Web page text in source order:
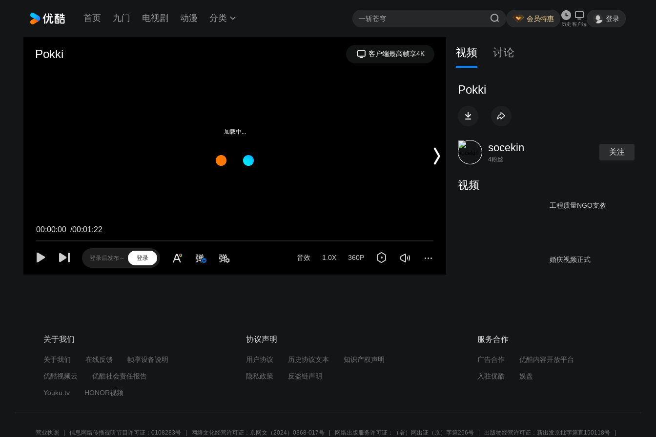
首页 九门 电视剧 动漫 分类 会员特惠
历史 客户端
登录
Pokki 客户端最高帧享4K
00:00:00 /00:01:22
登录 音效 1.0X 360P
加载中...
视频 讨论
Pokki
socekin
4粉丝
关注
视频
工程质量NGO支教
婚庆视频正式
关于我们
关于我们 在线反馈 帧享设备说明
优酷视频云 优酷社会责任报告
Youku.tv HONOR视频
协议声明
用户协议 历史协议文本 知识产权声明
隐私政策 反盗链声明
服务合作
广告合作 优酷内容开放平台
入驻优酷 娱盘
营业执照 信息网络传播视听节目许可证：0108283号 网络文化经营许可证：京网文（2024）0368-017号 网络出版服务许可证：（署）网出证（京）字第266号 出版物经营许可证：新出发京批字第直150118号